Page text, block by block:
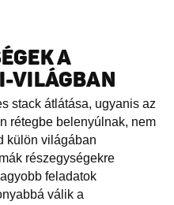
A
VILÁGBAN
stack átlátása, ugyanis az
rétegbe belenyúlnak, nem
külön világában
részegységekre
feladatok
válik a